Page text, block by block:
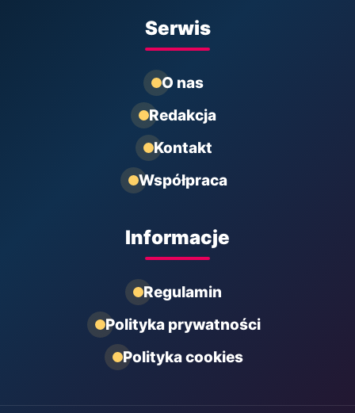
Serwis
O nas
Redakcja
Kontakt
Współpraca
Informacje
Regulamin
Polityka prywatności
Polityka cookies